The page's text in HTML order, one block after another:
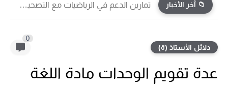
📁 آخر الأخبار تمارين الدعم في الرياضيات مع التصحيح | جميع الوحدات...
دلائل الأستاذ (ة)
0
عدة تقويم الوحدات مادة اللغة